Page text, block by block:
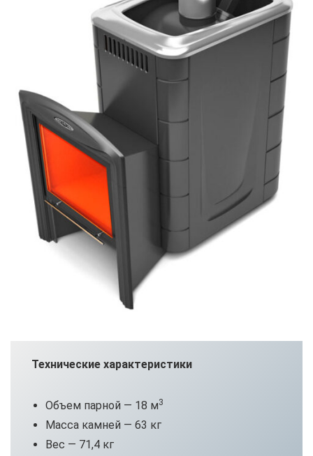
Технические характеристики
Объем парной — 18 м3
Масса камней — 63 кг
Вес — 71,4 кг